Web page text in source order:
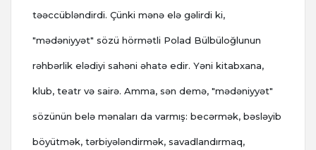
təəccübləndirdi. Çünki mənə elə gəlirdi ki,
"mədəniyyət" sözü hörmətli Polad Bülbüloğlunun
rəhbərlik elədiyi sahəni əhatə edir. Yəni kitabxana,
klub, teatr və sairə. Amma, sən demə, "mədəniyyət"
sözünün belə mənaları da varmış: becərmək, bəsləyib
böyütmək, tərbiyələndirmək, savadlandırmaq,